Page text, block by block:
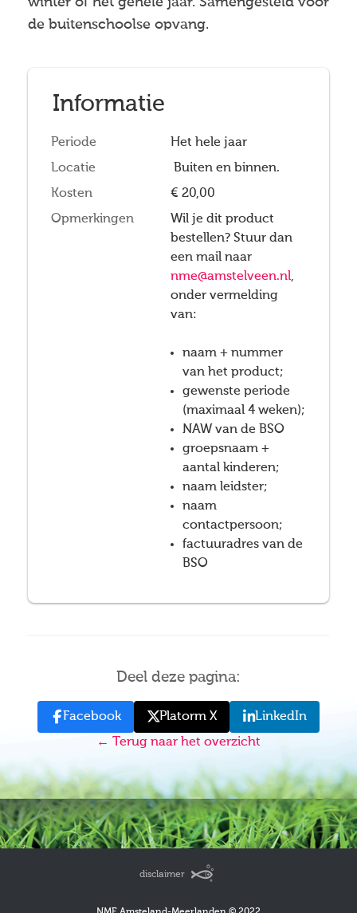
de buitenschoolse opvang.
Informatie
Periode
Het hele jaar
Locatie
Buiten en binnen.
Kosten
€ 20,00
Opmerkingen
Wil je dit product
bestellen? Stuur dan
een mail naar
nme@amstelveen.nl,
onder vermelding
van:
naam + nummer
van het product;
gewenste periode
(maximaal 4 weken);
NAW van de BSO
groepsnaam +
aantal kinderen;
naam leidster;
naam
contactpersoon;
factuuradres van de
BSO
Deel deze pagina:
Facebook Platorm X
LinkedIn
← Terug naar het overzicht
disclaimer